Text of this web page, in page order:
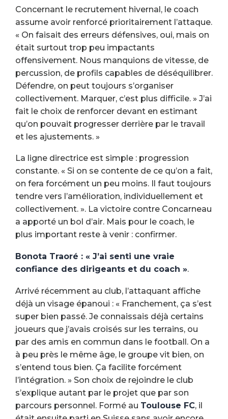
Concernant le recrutement hivernal, le coach
assume avoir renforcé prioritairement l’attaque.
« On faisait des erreurs défensives, oui, mais on
était surtout trop peu impactants
offensivement. Nous manquions de vitesse, de
percussion, de profils capables de déséquilibrer.
Défendre, on peut toujours s’organiser
collectivement. Marquer, c’est plus difficile. » J’ai
fait le choix de renforcer devant en estimant
qu’on pouvait progresser derrière par le travail
et les ajustements. »
La ligne directrice est simple : progression
constante. « Si on se contente de ce qu’on a fait,
on fera forcément un peu moins. Il faut toujours
tendre vers l’amélioration, individuellement et
collectivement. ». La victoire contre Concarneau
a apporté un bol d’air. Mais pour le coach, le
plus important reste à venir : confirmer.
Bonota Traoré : « J’ai senti une vraie
confiance des dirigeants et du coach ».
Arrivé récemment au club, l’attaquant affiche
déjà un visage épanoui : « Franchement, ça s’est
super bien passé. Je connaissais déjà certains
joueurs que j’avais croisés sur les terrains, ou
par des amis en commun dans le football. On a
à peu près le même âge, le groupe vit bien, on
s’entend tous bien. Ça facilite forcément
l’intégration. » Son choix de rejoindre le club
s’explique autant par le projet que par son
parcours personnel. Formé au Toulouse FC, il